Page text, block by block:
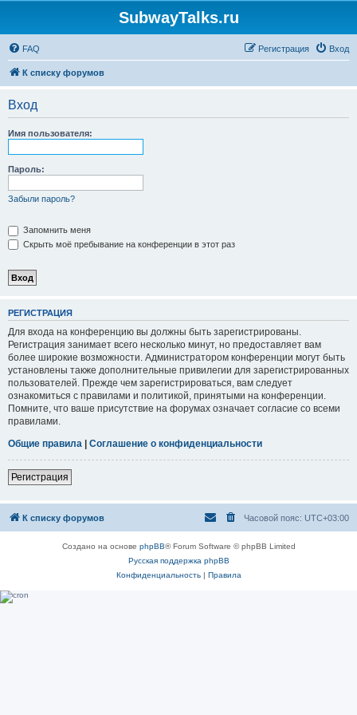
SubwayTalks.ru
FAQ Вход
Регистрация
К списку форумов
Вход
Имя пользователя:
Пароль:
Забыли пароль?
Запомнить меня
Скрыть моё пребывание на конференции в этот раз
РЕГИСТРАЦИЯ
Для входа на конференцию вы должны быть зарегистрированы.
Регистрация занимает всего несколько минут, но предоставляет вам
более широкие возможности. Администратором конференции могут быть
установлены также дополнительные привилегии для зарегистрированных
пользователей. Прежде чем зарегистрироваться, вам следует
ознакомиться с правилами и политикой, принятыми на конференции.
Помните, что ваше присутствие на форумах означает согласие со всеми
правилами.
Общие правила | Соглашение о конфиденциальности
Регистрация
К списку форумов Часовой пояс: UTC+03:00
Создано на основе phpBB® Forum Software © phpBB Limited
Русская поддержка phpBB
Конфиденциальность| Правила